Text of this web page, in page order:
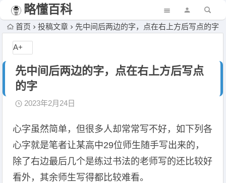
略懂百科
首页 投稿文章 先中间后两边的字，点在右上方后写点的字
先中间后两边的字，点在右上方后写点
的字
2023年2月24日
心字虽然简单，但很多人却常常写不好，如下列各
心字就是笔者让某高中29位师生随手写出来的，
除了右边最后几个是练过书法的老师写的还比较好
看外，其余师生写得都比较难看。
A+